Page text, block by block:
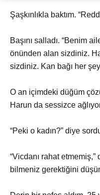
Şaşkınlıkla baktım.
Başını salladı. “Benim
önünden alan sizdiniz.
sizdiniz. Kan bağı her
O an içimdeki düğüm
Harun da sessizce
“Peki o kadın?” diye
“Vicdanı rahat
bilmeniz gerektiğini